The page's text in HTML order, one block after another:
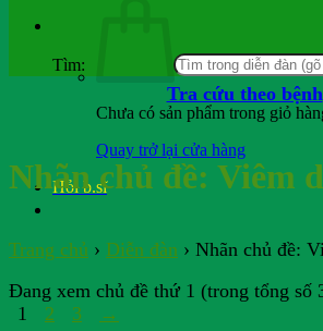
Chưa có sản phẩm trong giỏ
Quay trở lại cửa hàng
Hỏi b.sĩ
Tìm:
Tra cứu theo bệnh
Nhãn chủ đề: Viêm
Trang chủ › Diễn đàn › Nhãn chủ đề:
Đang xem chủ đề thứ 1 (trong tổng số
1
2 3 →